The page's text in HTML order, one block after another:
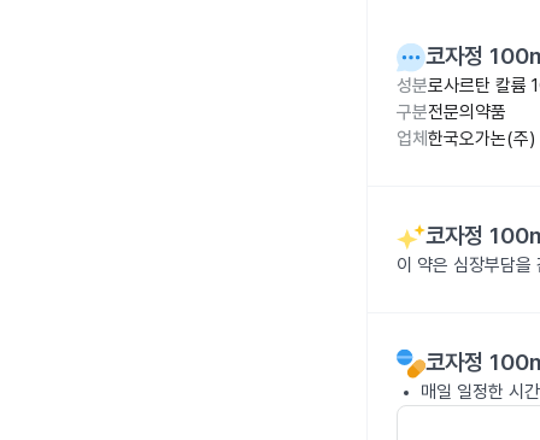
코자정
성분로사르탄 칼륨
구분전문의약품
업체 한국오가논(주)
코자정
이 약은 심장부담을
코자정
매일 일정한 시